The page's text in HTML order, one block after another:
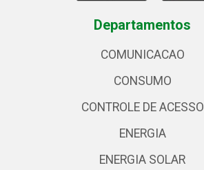
Departamentos
COMUNICACAO
CONSUMO
CONTROLE DE ACESSO
ENERGIA
ENERGIA SOLAR